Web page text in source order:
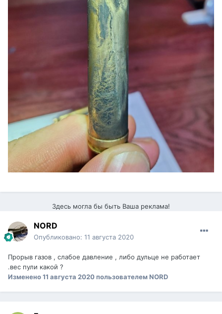
Здесь могла бы быть Ваша реклама!
NORD
Опубликовано: 11 августа 2020
Прорыв газов , слабое давление , либо дульце не работает
.вес пули какой ?
Изменено11 августа 2020пользователем NORD